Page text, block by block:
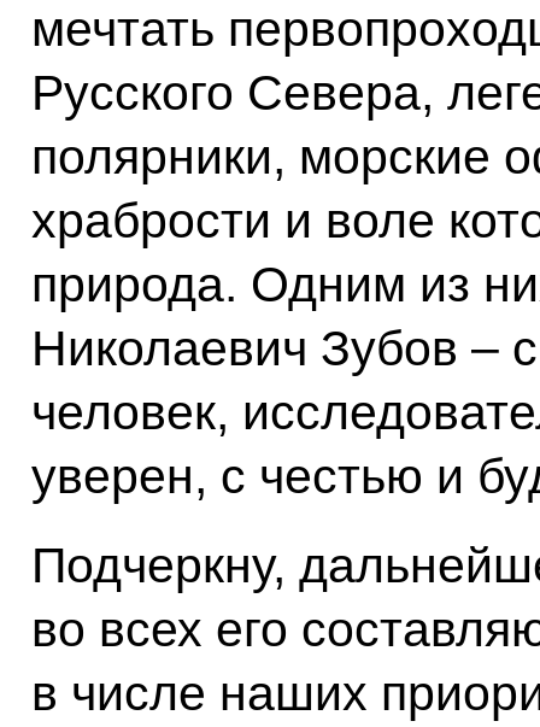
мечтать
Русского Севера,
полярники, морские
храбрости и воле
природа. Одним из
Николаевич Зубов –
человек,
уверен, с честью и
Подчеркну,
во всех его
в числе наших